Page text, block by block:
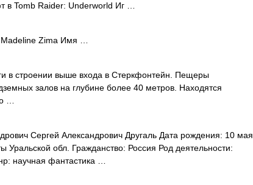
Tomb Raider: Underworld Иг …
Zima Имя …
в строении выше входа в Стеркфонтейн. Пещеры
залов на глубине более 40 метров. Находятся
…
Сергей Александрович Другаль Дата рождения: 10 мая
обл. Гражданство: Россия Род деятельности:
научная фантастика …